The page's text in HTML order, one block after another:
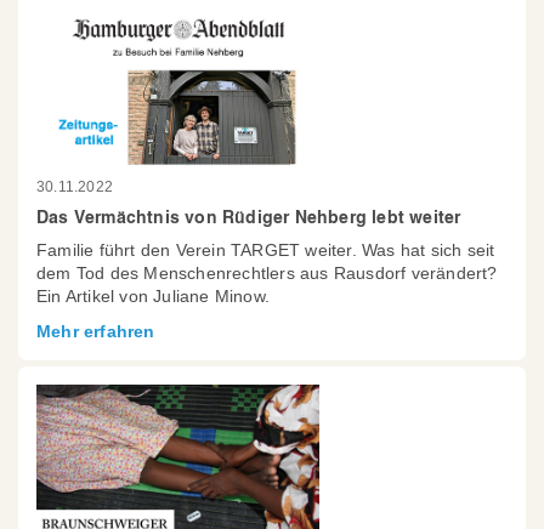
30.11.2022
Das Vermächtnis von Rüdiger Nehberg lebt weiter
Familie führt den Verein TARGET weiter. Was hat sich seit
dem Tod des Menschenrechtlers aus Rausdorf verändert?
Ein Artikel von Juliane Minow.
Mehr erfahren